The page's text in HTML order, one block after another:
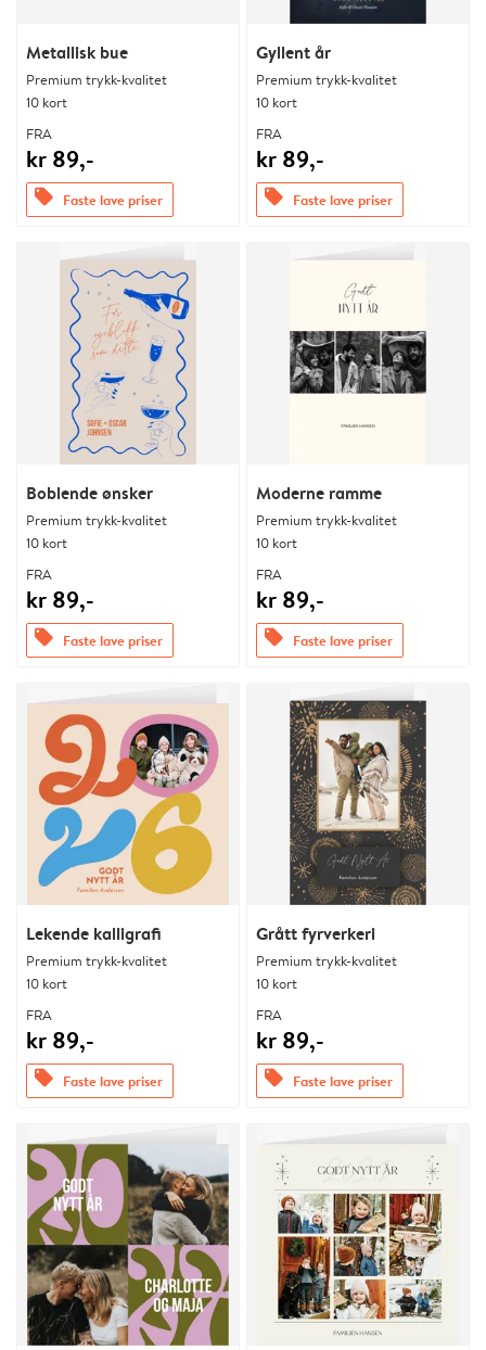
Metallisk bue
Premium trykk-kvalitet
10 kort
FRA
kr 89,-
offers Faste lave priser
Gyllent år
Premium trykk-kvalitet
10 kort
FRA
kr 89,-
offers Faste lave priser
Boblende ønsker
Premium trykk-kvalitet
10 kort
FRA
kr 89,-
offers Faste lave priser
Moderne ramme
Premium trykk-kvalitet
10 kort
FRA
kr 89,-
offers Faste lave priser
Lekende kalligrafi
Premium trykk-kvalitet
10 kort
FRA
kr 89,-
offers Faste lave priser
Grått fyrverkeri
Premium trykk-kvalitet
10 kort
FRA
kr 89,-
offers Faste lave priser